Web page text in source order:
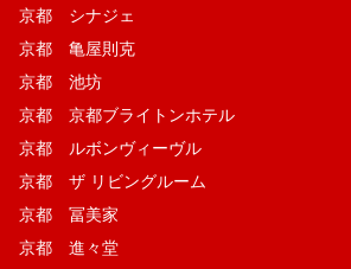
京都 シナジェ
京都 亀屋則克
京都 池坊
京都 京都ブライトンホテル
京都 ルボンヴィーヴル
京都 ザ リビングルーム
京都 冨美家
京都 進々堂